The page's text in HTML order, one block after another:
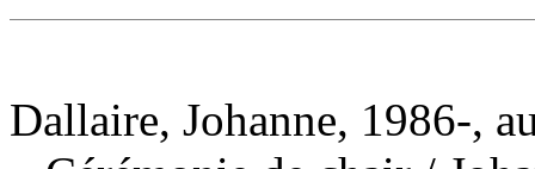
Dallaire, Johanne, 1986-,